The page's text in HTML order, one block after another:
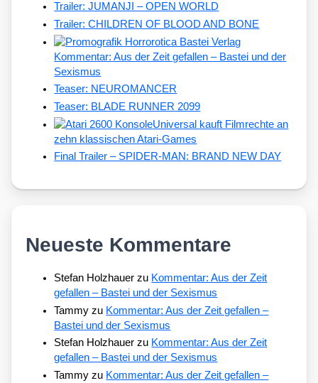
Trailer: JUMANJI – OPEN WORLD
Trailer: CHILDREN OF BLOOD AND BONE
Kommentar: Aus der Zeit gefallen – Bastei und der
Sexismus
Teaser: NEUROMANCER
Teaser: BLADE RUNNER 2099
Universal kauft Filmrechte an
zehn klassischen Atari-Games
Final Trailer – SPIDER-MAN: BRAND NEW DAY
Neueste Kommentare
Stefan Holzhauer zu Kommentar: Aus der Zeit
gefallen – Bastei und der Sexismus
Tammy zu Kommentar: Aus der Zeit gefallen –
Bastei und der Sexismus
Stefan Holzhauer zu Kommentar: Aus der Zeit
gefallen – Bastei und der Sexismus
Tammy zu Kommentar: Aus der Zeit gefallen –